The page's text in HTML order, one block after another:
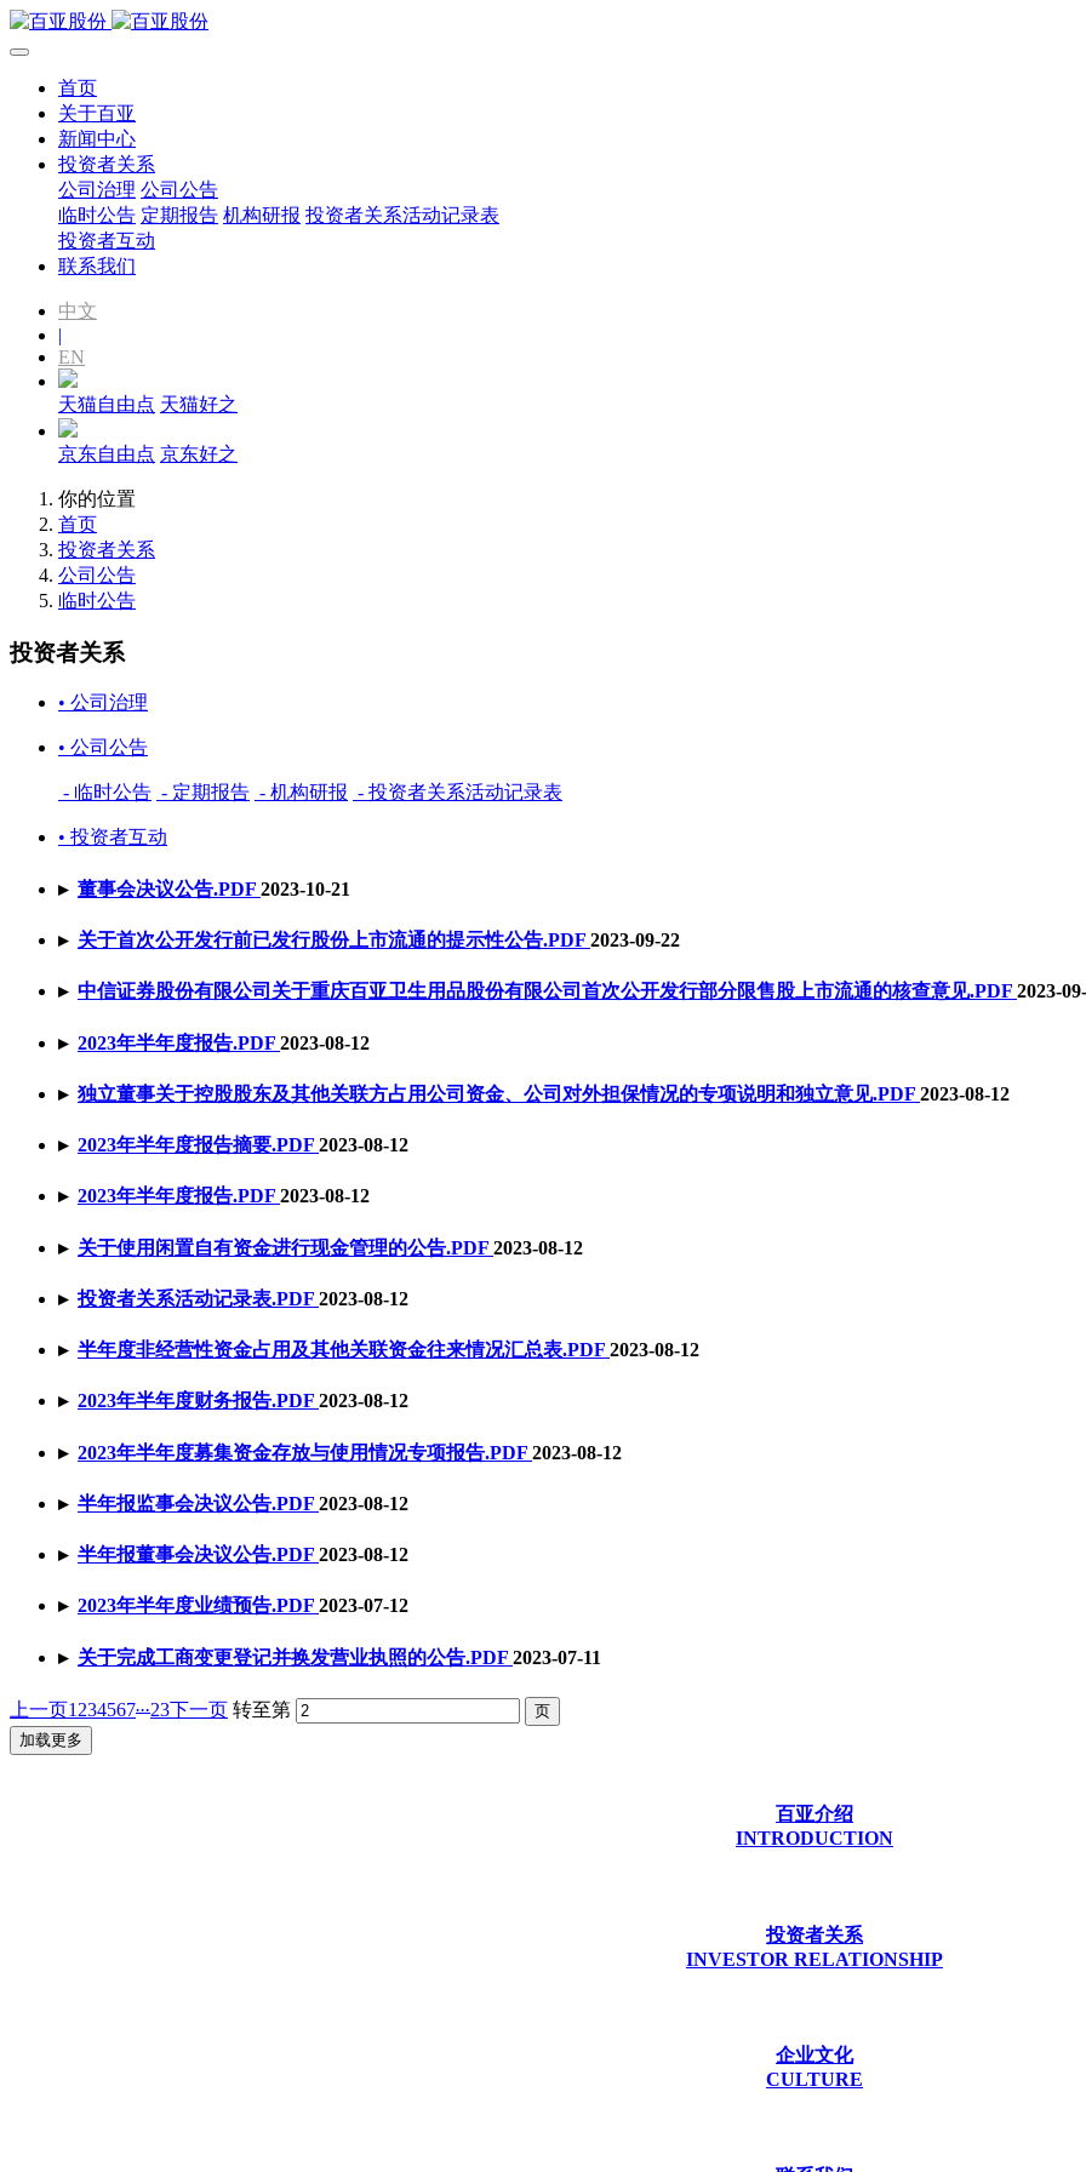
首页
关于百亚
新闻中心
投资者关系
公司治理 公司公告
临时公告 定期报告 机构研报 投资者关系活动记录表
投资者互动
联系我们
中文
|
EN
天猫自由点 天猫好之
京东自由点 京东好之
你的位置
首页
投资者关系
公司公告
临时公告
投资者关系
• 公司治理
• 公司公告
- 临时公告 - 定期报告 - 机构研报 - 投资者关系活动记录表
• 投资者互动
▸ 董事会决议公告.PDF 2023-10-21
▸ 关于首次公开发行前已发行股份上市流通的提示性公告.PDF 2023-09-22
▸ 中信证券股份有限公司关于重庆百亚卫生用品股份有限公司首次公开发行部分限售股上市流通的核查意见.PDF 2023-
▸ 2023年半年度报告.PDF 2023-08-12
▸ 独立董事关于控股股东及其他关联方占用公司资金、公司对外担保情况的专项说明和独立意见.PDF 2023-08-12
▸ 2023年半年度报告摘要.PDF 2023-08-12
▸ 2023年半年度报告.PDF 2023-08-12
▸ 关于使用闲置自有资金进行现金管理的公告.PDF 2023-08-12
▸投资者关系活动记录表.PDF 2023-08-12
▸ 半年度非经营性资金占用及其他关联资金往来情况汇总表.PDF 2023-08-12
▸ 2023年半年度财务报告.PDF 2023-08-12
▸ 2023年半年度募集资金存放与使用情况专项报告.PDF 2023-08-12
▸ 半年报监事会决议公告.PDF 2023-08-12
▸ 半年报董事会决议公告.PDF 2023-08-12
▸ 2023年半年度业绩预告.PDF 2023-07-12
▸ 关于完成工商变更登记并换发营业执照的公告.PDF 2023-07-11
上一页1 234567...23下一页 转至第
加载更多
百亚介绍
INTRODUCTION
投资者关系
INVESTOR RELATIONSHIP
企业文化
CULTURE